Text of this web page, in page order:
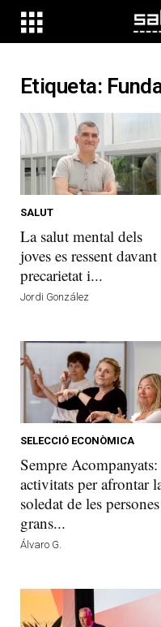
Etiqueta:
SALUT
La salut mental dels
joves es ressent
precarietat i...
Jordi González
SELECCIÓ ECONÒMICA
Sempre Acompanyats:
activitats per afrontar
soledat de les persones
grans...
Álvaro G.